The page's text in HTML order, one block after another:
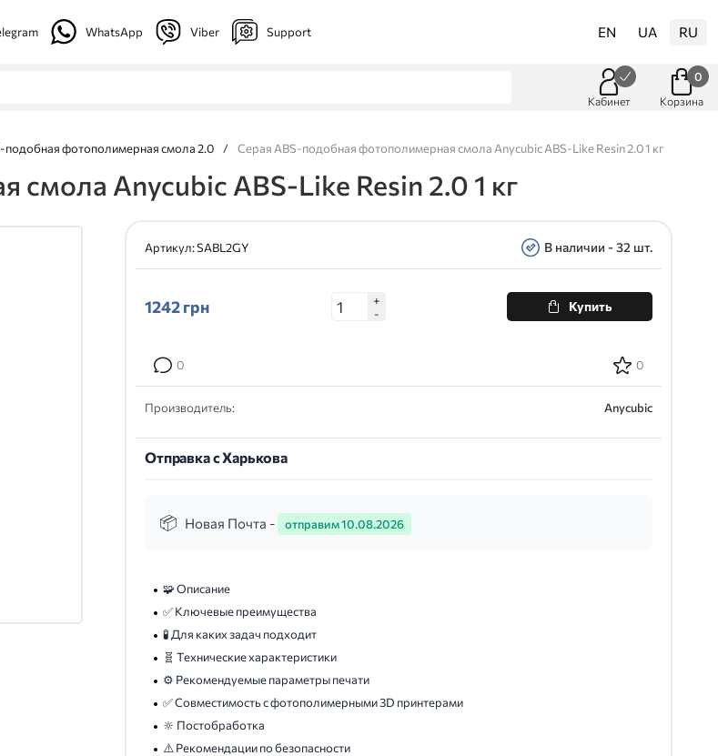
WhatsApp Viber Support EN UA RU
Кабинет Корзина
0
подобная фотополимерная смола 2.0 / Серая ABS-подобная фотополимерная смола Anycubic ABS-Like Resin 2.0 1 кг
Anycubic ABS-Like Resin 2.0 1 кг
Артикул:SABL2GY В наличии - 32 шт.
1242грн
+
-
Купить
0 0
Производитель: Anycubic
Отправка с Харькова
Новая Почта - отправим 10.08.2026
🧩 Описание
✅ Ключевые преимущества
🧪 Для каких задач подходит
🧬 Технические характеристики
⚙️ Рекомендуемые параметры печати
✅ Совместимость с фотополимерными 3D принтерами
🔆 Постобработка
⚠️ Рекомендации по безопасности